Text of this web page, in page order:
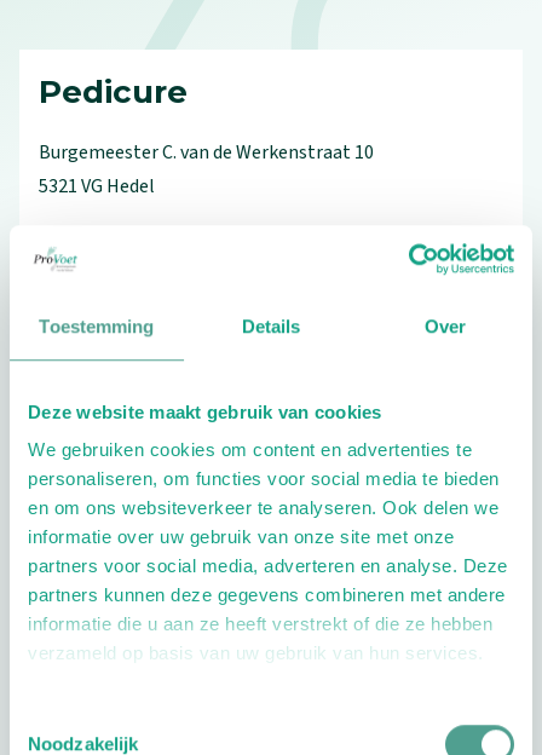
Toestemming Details Over
Deze website maakt gebruik van cookies
We gebruiken cookies om content en advertenties te
personaliseren, om functies voor social media te bieden
en om ons websiteverkeer te analyseren. Ook delen we
informatie over uw gebruik van onze site met onze
partners voor social media, adverteren en analyse. Deze
partners kunnen deze gegevens combineren met andere
informatie die u aan ze heeft verstrekt of die ze hebben
verzameld op basis van uw gebruik van hun services.
Noodzakelijk
Pedicure
Burgemeester C. van de Werkenstraat10
5321 VG Hedel
Schrijf ook een review
Openingstijden
Dag Tijd